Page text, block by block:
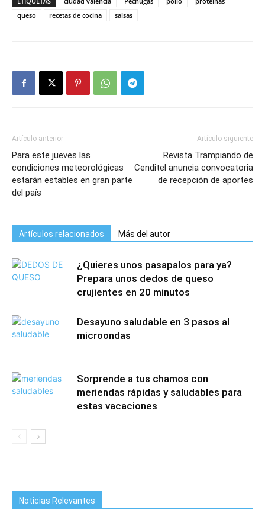
queso
recetas de cocina salsas
Artículo anterior
Para este jueves las
condiciones meteorológicas
estarán estables en gran parte
del país
Artículo siguiente
Revista Trampiando de
Cenditel anuncia convocatoria
de recepción de aportes
Artículos relacionados Más del autor
¿Quieres unos pasapalos para ya?
Prepara unos dedos de queso
crujientes en 20 minutos
Desayuno saludable en 3 pasos al
microondas
Sorprende a tus chamos con
meriendas rápidas y saludables para
estas vacaciones
Noticias Relevantes